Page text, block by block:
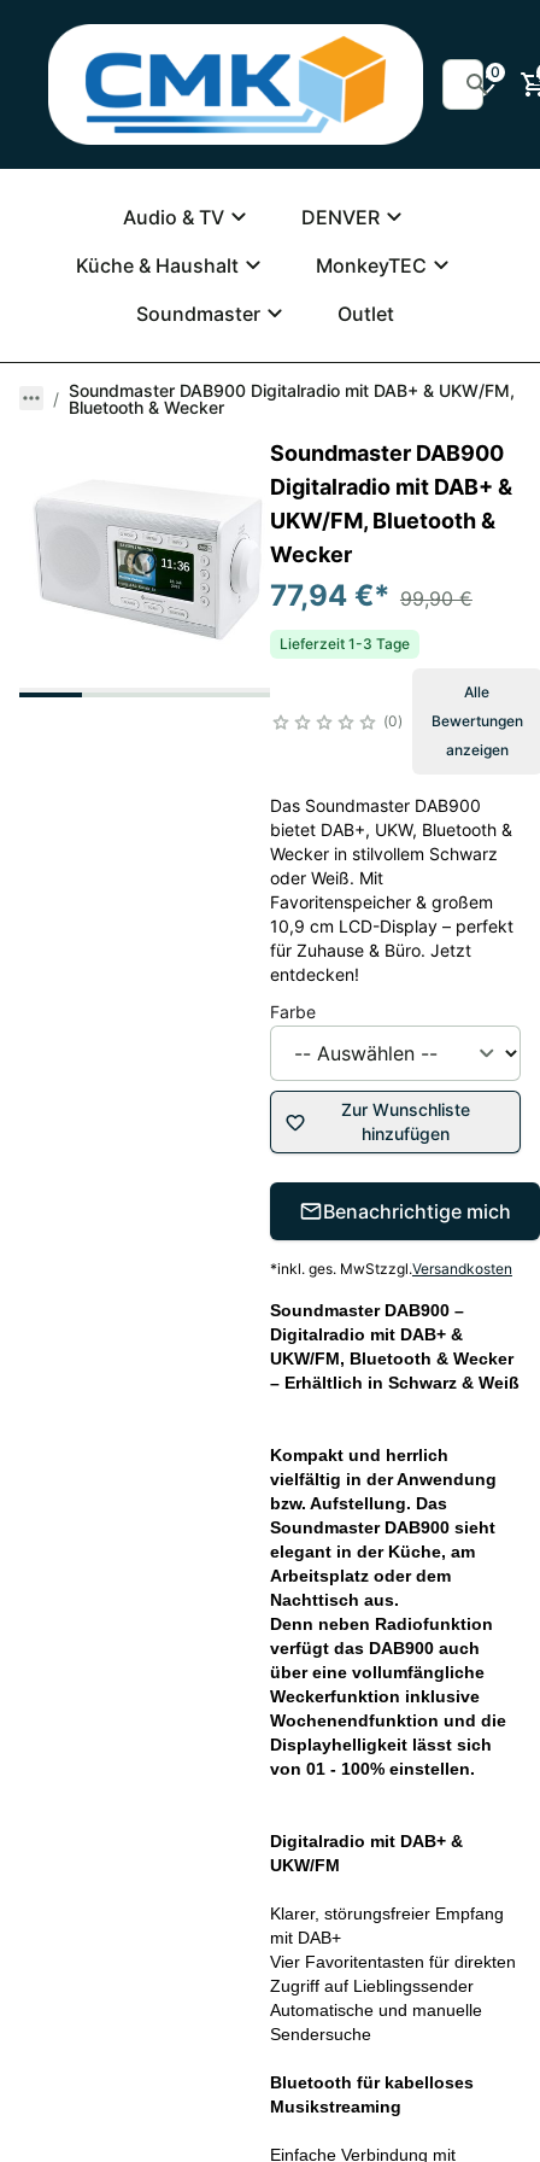
0
Audio & TV
DENVER
Küche & Haushalt
MonkeyTEC
Soundmaster
Outlet
Soundmaster DAB900 Digitalradio mit DAB+ & UKW/FM,
Bluetooth & Wecker
Soundmaster DAB900
Digitalradio mit DAB+ &
UKW/FM, Bluetooth &
Wecker
77,94 €* 99,90 €
Lieferzeit 1-3 Tage
0
Alle
Bewertungen
anzeigen
Das Soundmaster DAB900
bietet DAB+, UKW, Bluetooth &
Wecker in stilvollem Schwarz
oder Weiß. Mit
Favoritenspeicher & großem
10,9 cm LCD-Display – perfekt
für Zuhause & Büro. Jetzt
entdecken!
Farbe
Zur Wunschliste
hinzufügen
Benachrichtige mich
*inkl. ges. MwStzzgl.Versandkosten
Soundmaster DAB900 –
Digitalradio mit DAB+ &
UKW/FM, Bluetooth & Wecker
– Erhältlich in Schwarz & Weiß
Kompakt und herrlich
vielfältig in der Anwendung
bzw. Aufstellung. Das
Soundmaster DAB900 sieht
elegant in der Küche, am
Arbeitsplatz oder dem
Nachttisch aus.
Denn neben Radiofunktion
verfügt das DAB900 auch
über eine vollumfängliche
Weckerfunktion inklusive
Wochenendfunktion und die
Displayhelligkeit lässt sich
von 01 - 100% einstellen.
Digitalradio mit DAB+ &
UKW/FM
Klarer, störungsfreier Empfang
mit DAB+
Vier Favoritentasten für direkten
Zugriff auf Lieblingssender
Automatische und manuelle
Sendersuche
Bluetooth für kabelloses
Musikstreaming
Einfache Verbindung mit